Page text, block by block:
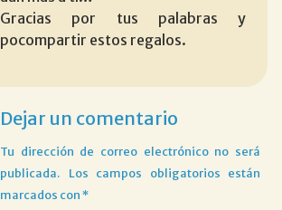
Gracias por tus palabras y
pocompartir estos regalos.
Dejar un comentario
Tu dirección de correo electrónico no será
publicada.
Los campos obligatorios están
marcados con*